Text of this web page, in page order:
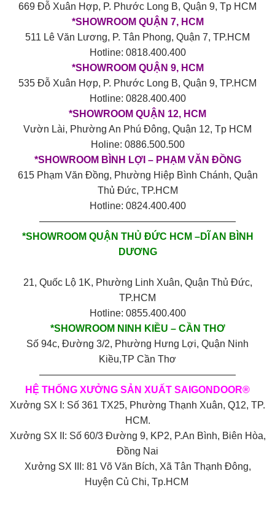
669 Đỗ Xuân Hợp, P. Phước Long B, Quận 9, Tp HCM
*SHOWROOM QUẬN 7, HCM
511 Lê Văn Lương, P. Tân Phong, Quận 7, TP.HCM
Hotline: 0818.400.400
*SHOWROOM QUẬN 9, HCM
535 Đỗ Xuân Hợp, P. Phước Long B, Quận 9, TP.HCM
Hotline: 0828.400.400
*SHOWROOM QUẬN 12, HCM
Vườn Lài, Phường An Phú Đông, Quận 12, Tp HCM
Holine: 0886.500.500
*SHOWROOM BÌNH LỢI – PHẠM VĂN ĐỒNG
615 Phạm Văn Đồng, Phường Hiệp Bình Chánh, Quận
Thủ Đức, TP.HCM
Hotline: 0824.400.400
————————————————————
*SHOWROOM QUẬN THỦ ĐỨC HCM –DĨ AN BÌNH
DƯƠNG
21, Quốc Lộ 1K, Phường Linh Xuân, Quận Thủ Đức,
TP.HCM
Hotline: 0855.400.400
*SHOWROOM NINH KIỀU – CẦN THƠ
Số 94c, Đường 3/2, Phường Hưng Lợi, Quận Ninh
Kiều,TP Cần Thơ
————————————————————
HỆ THỐNG XƯỞNG SẢN XUẤT SAIGONDOOR®
Xưởng SX I: Số 361 TX25, Phường Thạnh Xuân, Q12, TP.
HCM.
Xưởng SX II: Số 60/3 Đường 9, KP2, P.An Bình, Biên Hòa,
Đồng Nai
Xưởng SX III: 81 Võ Văn Bích, Xã Tân Thạnh Đông,
Huyện Củ Chi, Tp.HCM